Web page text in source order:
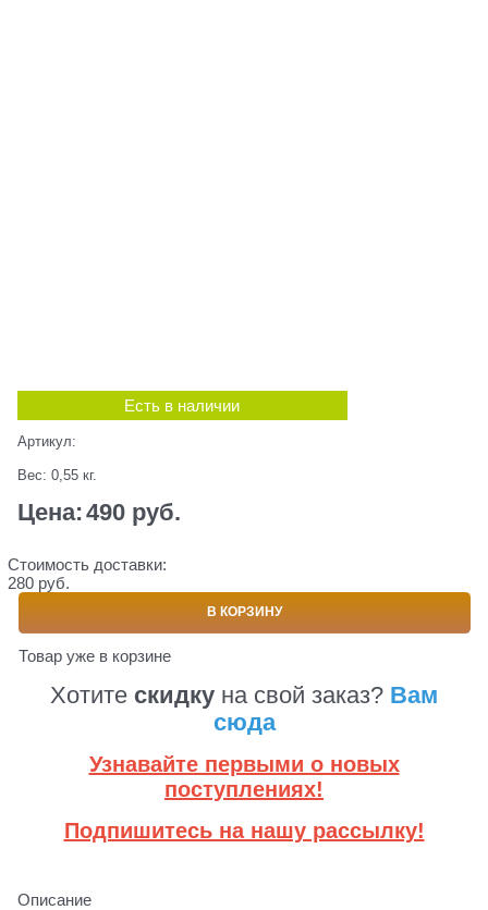
Есть в наличии
Артикул:
Вес: 0,55 кг.
Цена:490 руб.
Стоимость доставки:
280 руб.
В КОРЗИНУ
Товар уже в корзине
Хотите скидку на свой заказ? Вам
сюда
Узнавайте первыми о новых
поступлениях!
Подпишитесь на нашу рассылку!
Описание